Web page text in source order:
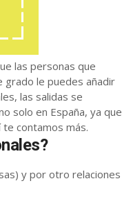
las personas que
grado le puedes añadir
las salidas se
solo en España, ya que
contamos más.
y por otro relaciones